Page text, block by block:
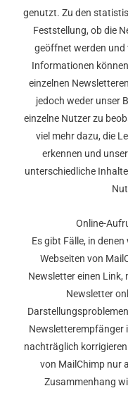
genutzt. Zu den
Feststellung, ob die
geöffnet werden und
Informationen
einzelnen
jedoch weder unser
einzelne Nutzer zu
viel mehr dazu, die
erkennen und
unterschiedliche
Online-
Es gibt Fälle, in
Webseiten von
Newsletter einen Link,
Newsletter
Newsletterempfänger
nachträglich
von MailChimp nur
Zusammenhang